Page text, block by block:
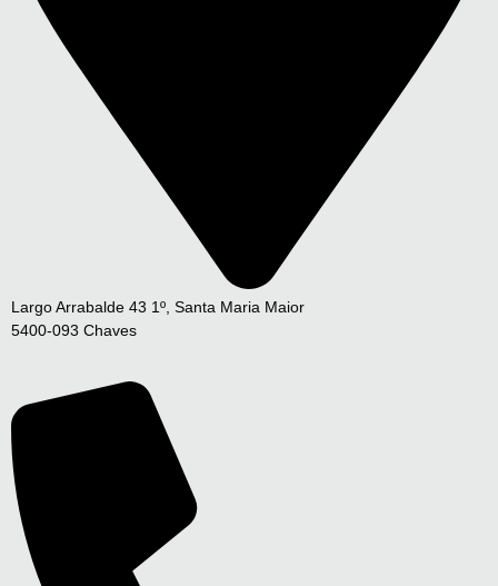
Largo Arrabalde 43 1º, Santa Maria Maior
5400-093 Chaves